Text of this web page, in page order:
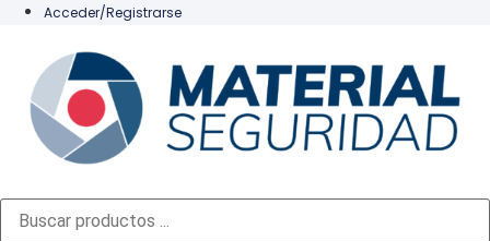
Acceder/Registrarse
Búsqueda